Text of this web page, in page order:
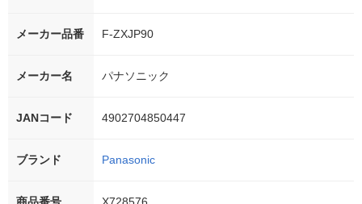
メーカー品番 F-ZXJP90
メーカー名 パナソニック
JANコード 4902704850447
ブランド Panasonic